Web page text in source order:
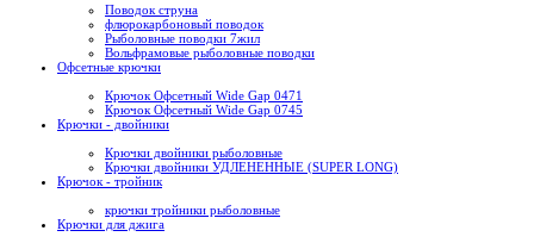
Поводок струна
флюрокарбоновый поводок
Рыболовные поводки 7жил
Вольфрамовые рыболовные поводки
Офсетные крючки
Крючок Офсетный Wide Gap 0471
Крючок Офсетный Wide Gap 0745
Крючки - двойники
Крючки двойники рыболовные
Крючки двойники УДЛЕНЕННЫЕ (SUPER LONG)
Крючок - тройник
крючки тройники рыболовные
Крючки для джига